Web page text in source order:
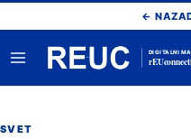
na
sadržaj
←
Otvori
meni
DIGITALNI
SVET